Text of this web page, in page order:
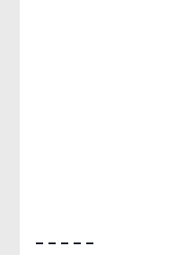
– – – – –